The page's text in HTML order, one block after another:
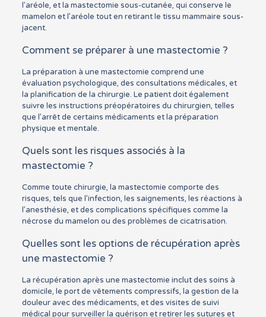
l’aréole, et la mastectomie sous-cutanée, qui conserve le
mamelon et l’aréole tout en retirant le tissu mammaire sous-
jacent.
Comment se préparer à une mastectomie ?
La préparation à une mastectomie comprend une
évaluation psychologique, des consultations médicales, et
la planification de la chirurgie. Le patient doit également
suivre les instructions préopératoires du chirurgien, telles
que l’arrêt de certains médicaments et la préparation
physique et mentale.
Quels sont les risques associés à la
mastectomie ?
Comme toute chirurgie, la mastectomie comporte des
risques, tels que l’infection, les saignements, les réactions à
l’anesthésie, et des complications spécifiques comme la
nécrose du mamelon ou des problèmes de cicatrisation.
Quelles sont les options de récupération après
une mastectomie ?
La récupération après une mastectomie inclut des soins à
domicile, le port de vêtements compressifs, la gestion de la
douleur avec des médicaments, et des visites de suivi
médical pour surveiller la guérison et retirer les sutures et